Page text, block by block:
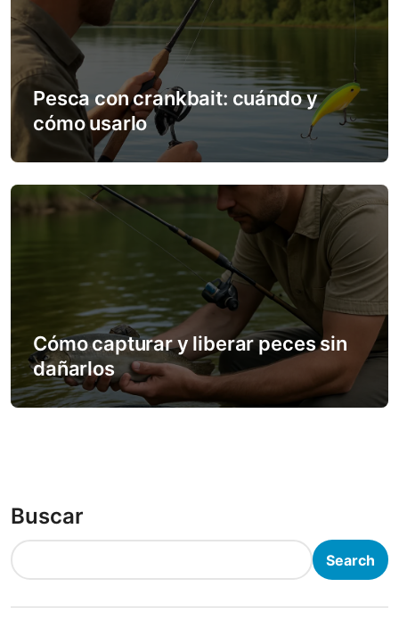
Pesca con crankbait: cuándo y
cómo usarlo
Cómo capturar y liberar peces sin
dañarlos
Buscar
Search